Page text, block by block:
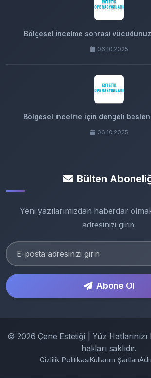
Bölgesel incelme sonrası
06.10.2025
Bölgesel incelme için dengeli
06.10.2025
Bülten
Yeni yazılarımızdan haberdar
adresinizi girin.
Abone Ol
© 2026 Çene Estetiği | Yüz
hakları saklıdır.
Gizlilik PolitikasıKullanım Şartları